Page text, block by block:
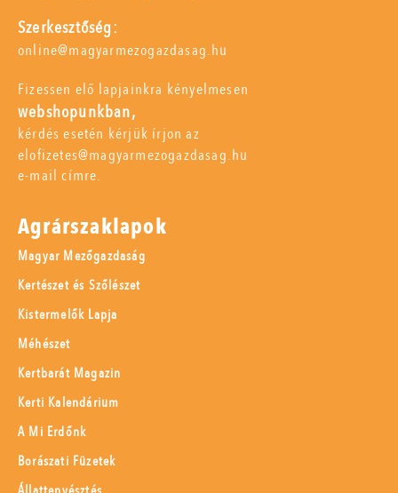
Szerkesztőség:
online@magyarmezogazdasag.hu
Fizessen elő lapjainkra kényelmesen
webshopunkban,
kérdés esetén kérjük írjon az
elofizetes@magyarmezogazdasag.hu
e-mail címre.
Agrárszaklapok
Magyar Mezőgazdaság
Kertészet és Szőlészet
Kistermelők Lapja
Méhészet
Kertbarát Magazin
Kerti Kalendárium
A Mi Erdőnk
Borászati Füzetek